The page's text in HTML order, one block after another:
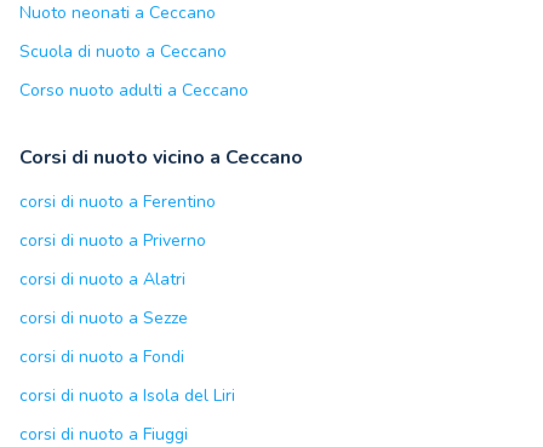
Nuoto neonati a Ceccano
Scuola di nuoto a Ceccano
Corso nuoto adulti a Ceccano
Corsi di nuoto vicino a Ceccano
corsi di nuoto a Ferentino
corsi di nuoto a Priverno
corsi di nuoto a Alatri
corsi di nuoto a Sezze
corsi di nuoto a Fondi
corsi di nuoto a Isola del Liri
corsi di nuoto a Fiuggi